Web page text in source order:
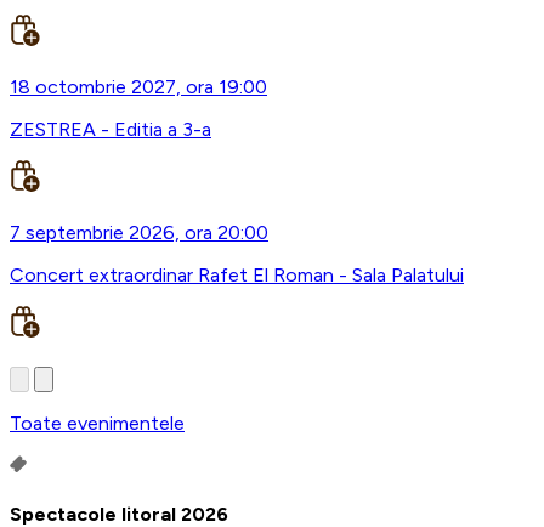
18 octombrie 2027, ora 19:00
ZESTREA - Editia a 3-a
7 septembrie 2026, ora 20:00
Concert extraordinar Rafet El Roman - Sala Palatului
Toate evenimentele
Spectacole litoral 2026